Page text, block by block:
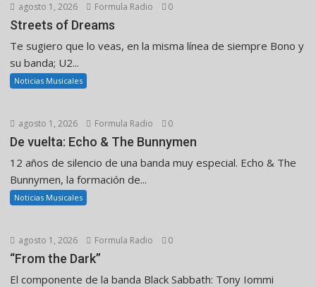
agosto 1, 2026 Formula Radio 0
Streets of Dreams
Te sugiero que lo veas, en la misma línea de siempre Bono y
su banda; U2...
Noticias Musicales
agosto 1, 2026 Formula Radio 0
De vuelta: Echo & The Bunnymen
12 años de silencio de una banda muy especial. Echo & The
Bunnymen, la formación de...
Noticias Musicales
agosto 1, 2026 Formula Radio 0
“From the Dark”
El componente de la banda Black Sabbath: Tony Iommi